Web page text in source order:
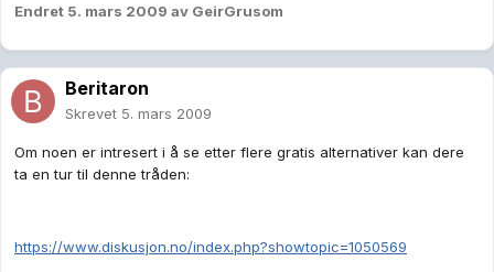
Endret 5. mars 2009 av GeirGrusom
Beritaron
Skrevet 5. mars 2009
Om noen er intresert i å se etter flere gratis alternativer kan dere
ta en tur til denne tråden:
https://www.diskusjon.no/index.php?showtopic=1050569